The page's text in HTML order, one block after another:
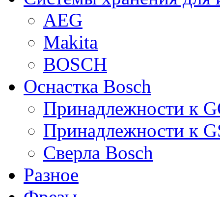
AEG
Makita
BOSCH
Оснастка Bosch
Принадлежности к
Принадлежности к
Сверла Bosch
Разное